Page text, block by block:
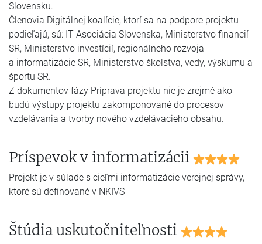
Slovensku.
Členovia Digitálnej koalície, ktorí sa na podpore projektu
podieľajú, sú: IT Asociácia Slovenska, Ministerstvo financií
SR, Ministerstvo investícií, regionálneho rozvoja
a informatizácie SR, Ministerstvo školstva, vedy, výskumu a
športu SR.
Z dokumentov fázy Príprava projektu nie je zrejmé ako
budú výstupy projektu zakomponované do procesov
vzdelávania a tvorby nového vzdelávacieho obsahu.
Príspevok v informatizácii
Projekt je v súlade s cieľmi informatizácie verejnej správy,
ktoré sú definované v NKIVS
Štúdia uskutočniteľnosti